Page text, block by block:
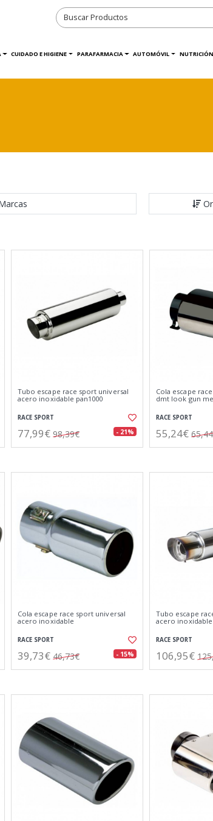
CUIDADO E HIGIENE PARAFARMACIA AUTOMÓVIL
Tubo escape race sport universal
acero inoxidable pan1000
RACE SPORT
77,99€ 98,39€ - 21%
Cola escape
dmt look gun
RACE SPORT
55,24€
Cola escape race sport universal
acero inoxidable
RACE SPORT
39,73€ 46,73€ - 15%
Tubo escape
acero inoxidable
RACE SPORT
106,95€